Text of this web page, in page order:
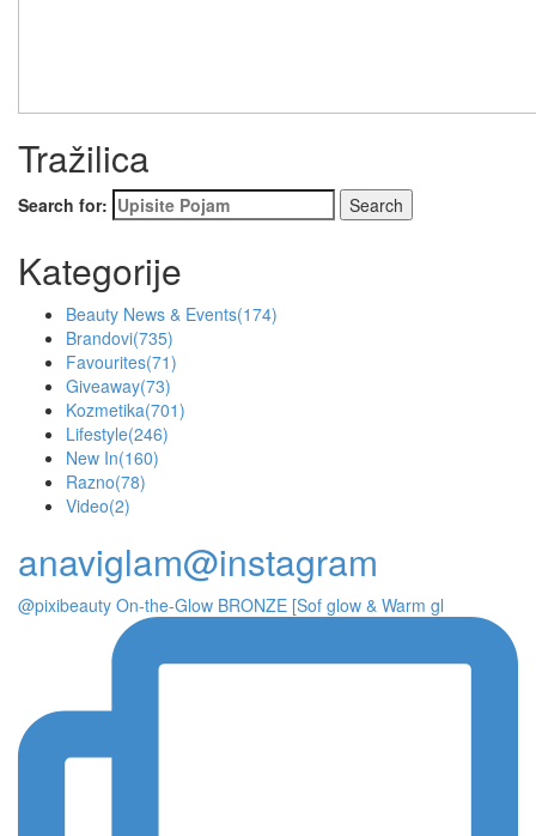
Tražilica
Search for:
Kategorije
Beauty News & Events(174)
Brandovi(735)
Favourites(71)
Giveaway(73)
Kozmetika(701)
Lifestyle(246)
New In(160)
Razno(78)
Video(2)
anaviglam@instagram
@pixibeauty On-the-Glow BRONZE [Sof glow & Warm gl